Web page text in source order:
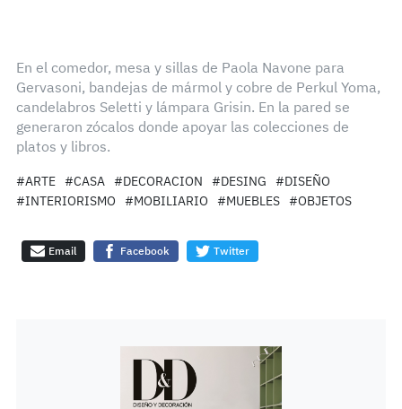
En el comedor, mesa y sillas de Paola Navone para
Gervasoni, bandejas de mármol y cobre de Perkul Yoma,
candelabros Seletti y lámpara Grisin. En la pared se
generaron zócalos donde apoyar las colecciones de
platos y libros.
#ARTE #CASA #DECORACION #DESING
#DISEÑO
#INTERIORISMO
#MOBILIARIO #MUEBLES #OBJETOS
Email Facebook Twitter